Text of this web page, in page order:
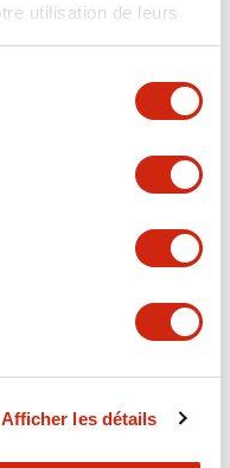
utilisation de leurs
Afficher les détails
Tout développer
CAO Approbations Et